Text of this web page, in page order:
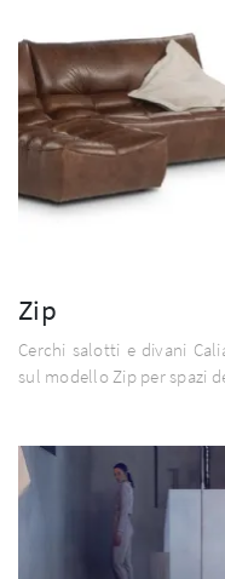
Zip
Cerchi salotti e divani
sul modello Zip per spazi